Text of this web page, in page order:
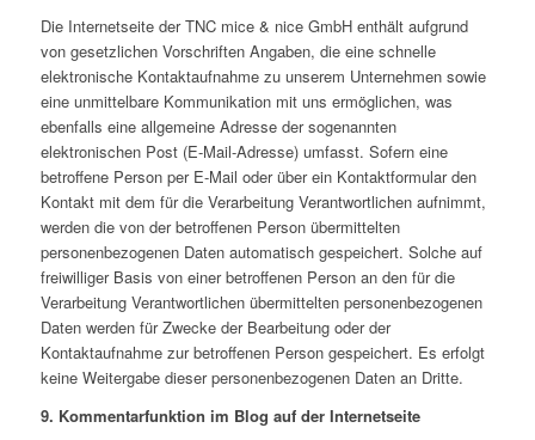
Die Internetseite der TNC mice & nice GmbH enthält aufgrund
von gesetzlichen Vorschriften Angaben, die eine schnelle
elektronische Kontaktaufnahme zu unserem Unternehmen sowie
eine unmittelbare Kommunikation mit uns ermöglichen, was
ebenfalls eine allgemeine Adresse der sogenannten
elektronischen Post (E-Mail-Adresse) umfasst. Sofern eine
betroffene Person per E-Mail oder über ein Kontaktformular den
Kontakt mit dem für die Verarbeitung Verantwortlichen aufnimmt,
werden die von der betroffenen Person übermittelten
personenbezogenen Daten automatisch gespeichert. Solche auf
freiwilliger Basis von einer betroffenen Person an den für die
Verarbeitung Verantwortlichen übermittelten personenbezogenen
Daten werden für Zwecke der Bearbeitung oder der
Kontaktaufnahme zur betroffenen Person gespeichert. Es erfolgt
keine Weitergabe dieser personenbezogenen Daten an Dritte.
9. Kommentarfunktion im Blog auf der Internetseite